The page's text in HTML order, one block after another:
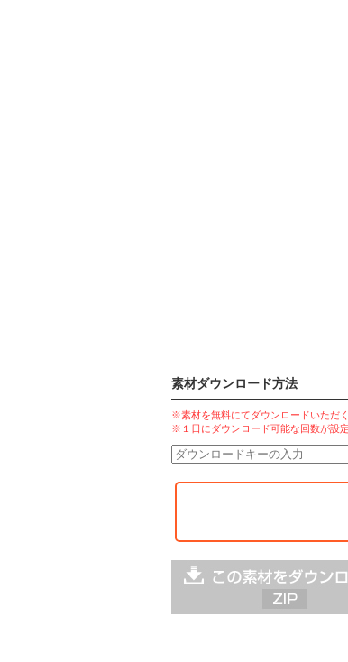
素材ダウンロード方法
※素材を無料にてダウンロードいただ
※１日にダウンロード可能な回数が設定